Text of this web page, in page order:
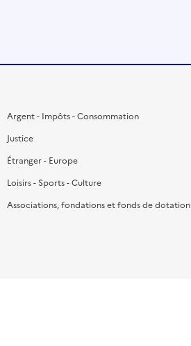
Argent - Impôts - Consommation
Justice
Étranger - Europe
Loisirs - Sports - Culture
Associations, fondations et fonds de dotation